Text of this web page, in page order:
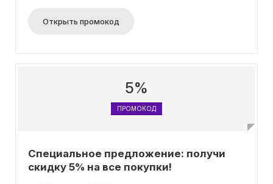
Открыть промокод
5%
ПРОМОКОД
Специальное предложение: получи
скидку 5% на все покупки!